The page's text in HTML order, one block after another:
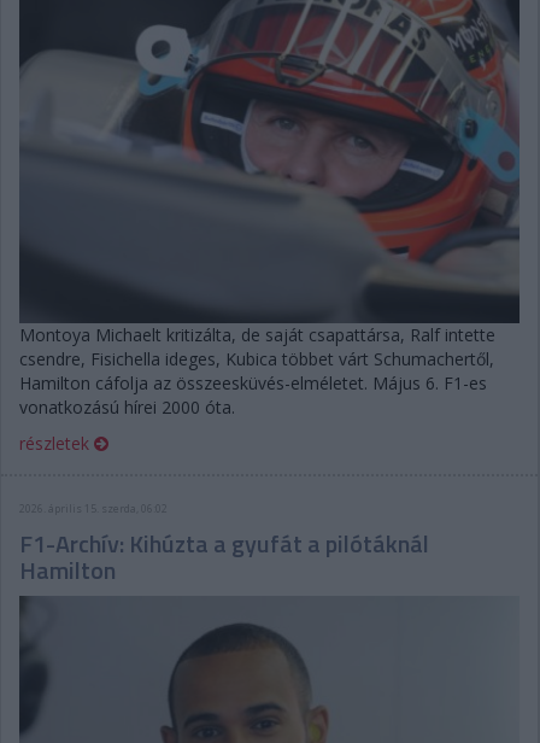
Montoya Michaelt kritizálta, de saját csapattársa, Ralf intette
csendre, Fisichella ideges, Kubica többet várt Schumachertől,
Hamilton cáfolja az összeesküvés-elméletet. Május 6. F1-es
vonatkozású hírei 2000 óta.
részletek
2026. április 15. szerda, 06:02
F1-Archív: Kihúzta a gyufát a pilótáknál
Hamilton